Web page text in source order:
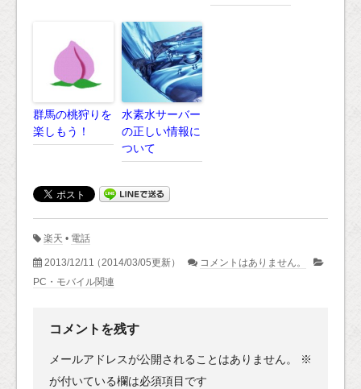
群馬の桃狩りを
楽しもう！
水素水サーバー
の正しい情報に
ついて
楽天 • 電話
2013/12/11（2014/03/05更新）
コメントはありません。
PC・モバイル関連
コメントを残す
メールアドレスが公開されることはありません。
※
が付いている欄は必須項目です